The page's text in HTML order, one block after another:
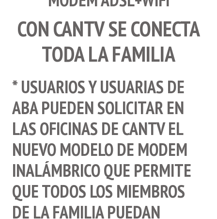
CON CANTV SE CONECTA
TODA LA FAMILIA
* USUARIOS Y USUARIAS DE
ABA PUEDEN SOLICITAR EN
LAS OFICINAS DE CANTV EL
NUEVO MODELO DE MODEM
INALÁMBRICO QUE PERMITE
QUE TODOS LOS MIEMBROS
DE LA FAMILIA PUEDAN